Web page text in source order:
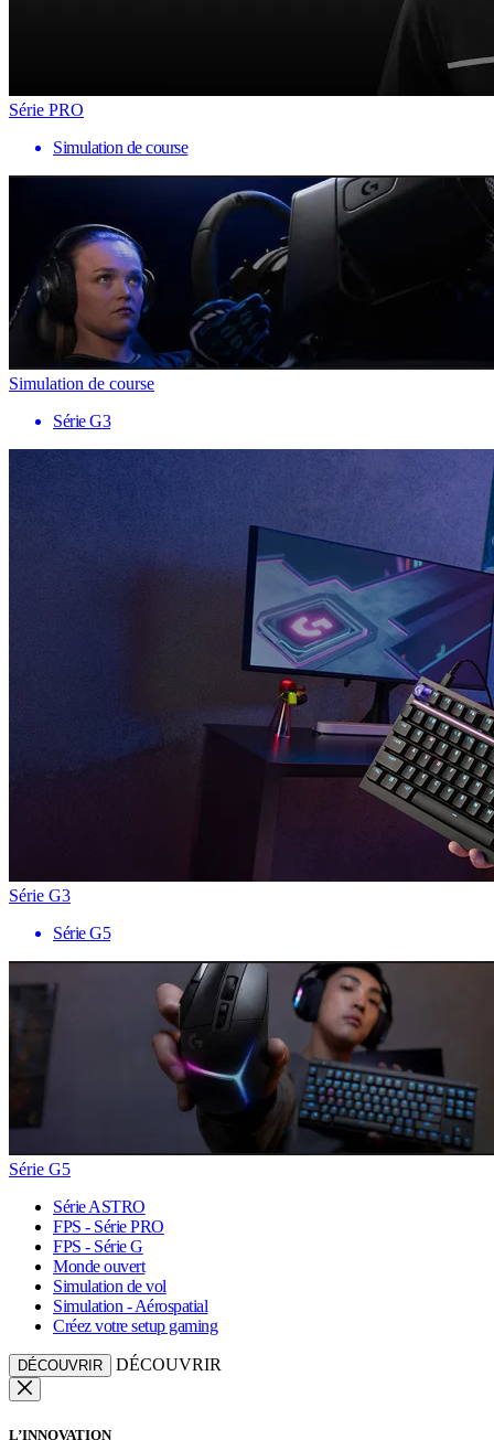
Série PRO
Simulation de course
Simulation de course
Série G3
Série G3
Série G5
Série G5
Série ASTRO
FPS - Série PRO
FPS - Série G
Monde ouvert
Simulation de vol
Simulation - Aérospatial
Créez votre setup gaming
DÉCOUVRIR DÉCOUVRIR
L’INNOVATION